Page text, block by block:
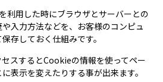
利用した時にブラウザとサーバーとの
入力方法などを、お客様のコンピュ
存しておく仕組みです。
スするとCookieの情報を使ってペー
表示を変えたりする事が出来ます。